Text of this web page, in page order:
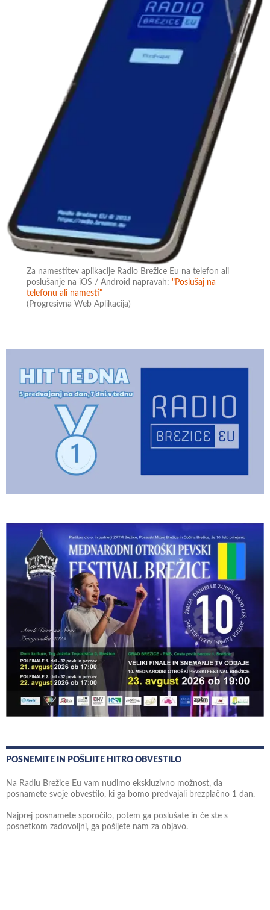
Za namestitev aplikacije Radio Brežice Eu na telefon ali
poslušanje na iOS / Android napravah:"Poslušaj na
telefonu ali namesti"
(Progresivna Web Aplikacija)
POSNEMITE IN POŠLJITE HITRO OBVESTILO
Na Radiu Brežice Eu vam nudimo ekskluzivno možnost, da
posnamete svoje obvestilo, ki ga bomo predvajali brezplačno 1 dan.
Najprej posnamete sporočilo, potem ga poslušate in če ste s
posnetkom zadovoljni, ga pošljete nam za objavo.